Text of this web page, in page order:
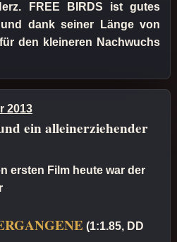
FREE BIRDS ist gutes
dank seiner Länge von
den kleineren Nachwuchs
2013
ein alleinerziehender
ersten Film heute war der
(1:1.85, DD